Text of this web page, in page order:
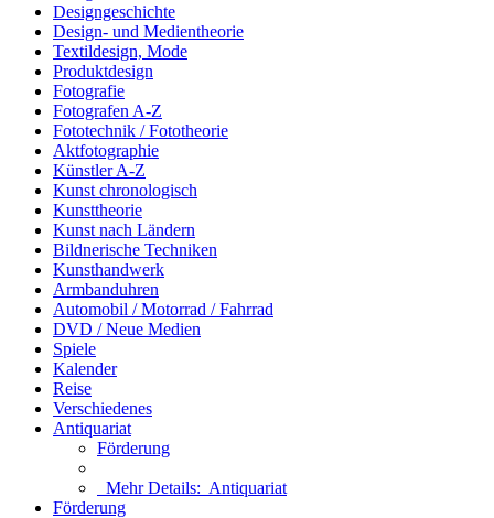
Designgeschichte
Design- und Medientheorie
Textildesign, Mode
Produktdesign
Fotografie
Fotografen A-Z
Fototechnik / Fototheorie
Aktfotographie
Künstler A-Z
Kunst chronologisch
Kunsttheorie
Kunst nach Ländern
Bildnerische Techniken
Kunsthandwerk
Armbanduhren
Automobil / Motorrad / Fahrrad
DVD / Neue Medien
Spiele
Kalender
Reise
Verschiedenes
Antiquariat
Förderung
Mehr Details: Antiquariat
Förderung